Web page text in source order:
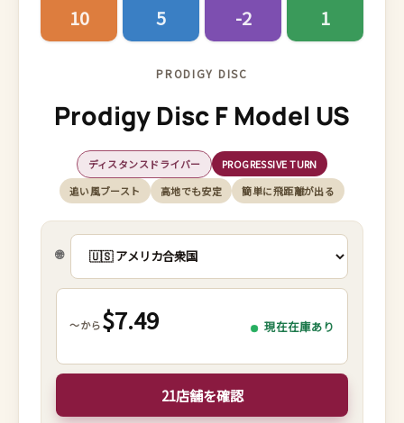
10 5 -2 1
PRODIGY DISC
Prodigy Disc F Model US
ディスタンスドライバー
PROGRESSIVE TURN
追い風ブースト
高地でも安定 簡単に飛距離が出る
🌐
～から$7.49 現在在庫あり
21店舗を確認